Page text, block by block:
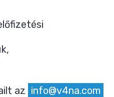
az info@v4na.com